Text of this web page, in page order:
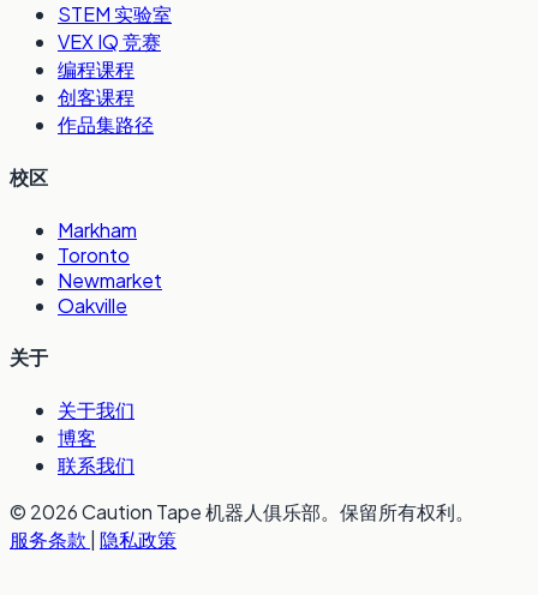
STEM 实验室
VEX IQ 竞赛
编程课程
创客课程
作品集路径
校区
Markham
Toronto
Newmarket
Oakville
关于
关于我们
博客
联系我们
© 2026 Caution Tape 机器人俱乐部。保留所有权利。
服务条款 隐私政策